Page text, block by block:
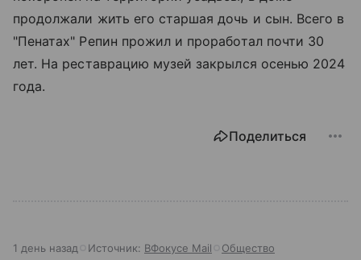
продолжали жить его старшая дочь и сын. Всего в
"Пенатах" Репин прожил и проработал почти 30
лет. На реставрацию музей закрылся осенью 2024
года.
Поделиться
1 день назад Источник: ВФокусе Mail Общество